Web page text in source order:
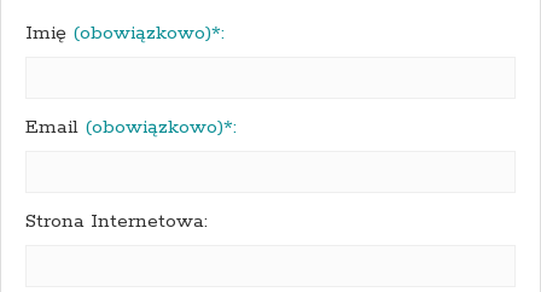
Imię (obowiązkowo)*:
Email (obowiązkowo)*:
Strona Internetowa: